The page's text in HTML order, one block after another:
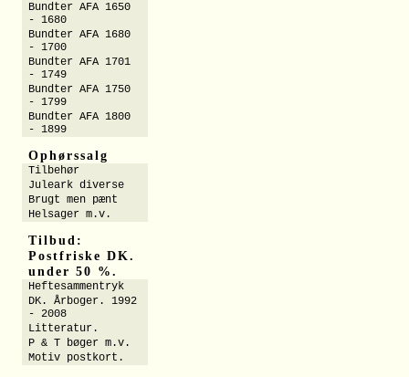
Bundter AFA 1650
- 1680
Bundter AFA 1680
- 1700
Bundter AFA 1701
- 1749
Bundter AFA 1750
- 1799
Bundter AFA 1800
- 1899
Ophørssalg
Tilbehør
Juleark diverse
Brugt men pænt
Helsager m.v.
Tilbud:
Postfriske DK.
under 50 %.
Heftesammentryk
DK. Årboger. 1992
- 2008
Litteratur.
P & T bøger m.v.
Motiv postkort.